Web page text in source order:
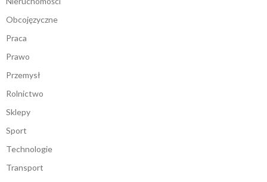
Obcojęzyczne
Praca
Prawo
Przemysł
Rolnictwo
Sklepy
Sport
Technologie
Transport